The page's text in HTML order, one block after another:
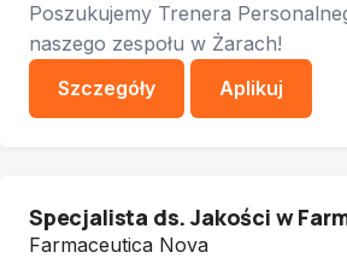
Poszukujemy Trenera
naszego zespołu w Żarach!
Szczegóły
Aplikuj
Specjalista ds. Jakości w
Farmaceutica Nova